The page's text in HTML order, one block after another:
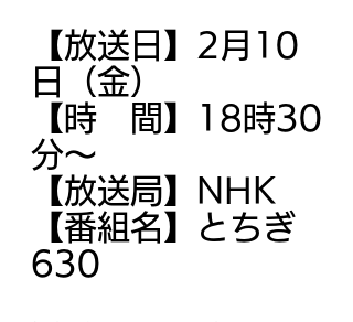
【放送日】2月10
日（金）
【時　間】18時30
分～
【放送局】NHK
【番組名】とちぎ
630